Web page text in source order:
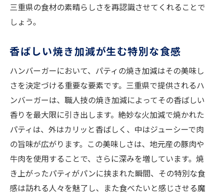
三重県の食材の素晴らしさを再認識させてくれることで
しょう。
香ばしい焼き加減が生む特別な食感
ハンバーガーにおいて、パティの焼き加減はその美味し
さを決定づける重要な要素です。三重県で提供されるハ
ンバーガーは、職人技の焼き加減によってその香ばしい
香りを最大限に引き出します。絶妙な火加減で焼かれた
パティは、外はカリッと香ばしく、中はジューシーで肉
の旨味が広がります。この美味しさは、地元産の豚肉や
牛肉を使用することで、さらに深みを増しています。焼
き上がったパティがパンに挟まれた瞬間、その特別な食
感は訪れる人々を魅了し、また食べたいと感じさせる魔